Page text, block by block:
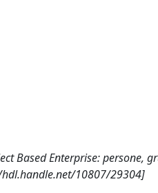
Based Enterprise: persone,
10807/29304]